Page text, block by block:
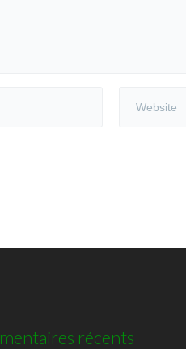
récents